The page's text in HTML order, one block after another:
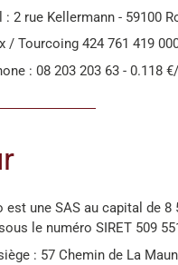
2 rue Kellermann - 59100
/ Tourcoing 424 761 419
: 08 203 203 63 - 0.118
est une SAS au capital de 8
le numéro SIRET 509
: 57 Chemin de La